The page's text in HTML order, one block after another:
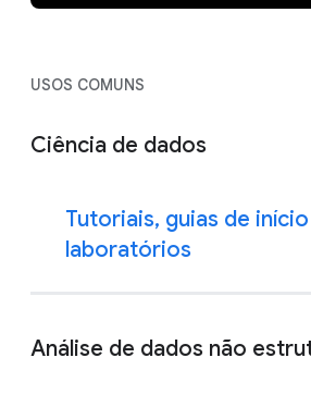
USOS COMUNS
Ciência de dados
Tutoriais, guias de
laboratórios
Análise de dados não